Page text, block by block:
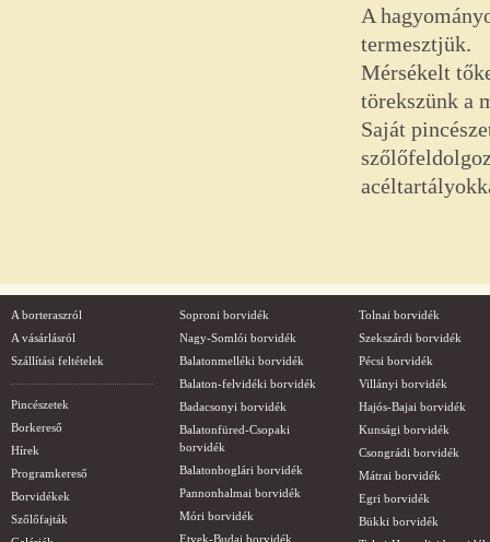
A
termesztjük.
Mérsékelt
törekszünk a
Saját
A borteraszról
A vásárlásról
Szállítási feltételek
Pincészetek
Borkereső
Hírek
Programkereső
Borvidékek
Szőlőfajták
Soproni borvidék
Nagy-Somlói borvidék
Balatonmelléki borvidék
Balaton-felvidéki borvidék
Badacsonyi borvidék
Balatonfüred-Csopaki
borvidék
Balatonboglári borvidék
Pannonhalmai borvidék
Móri borvidék
Etyek-Budai borvidék
Tolnai borvidék
Szekszárdi borvidék
Pécsi borvidék
Villányi borvidék
Hajós-Bajai borvidék
Kunsági borvidék
Csongrádi borvidék
Mátrai borvidék
Egri borvidék
Bükki borvidék